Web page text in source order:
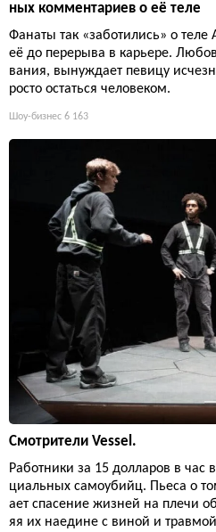
ных комментариев о её теле
Фанаты так «заботились» о
её до перерыва в карьере.
вания, вынуждает певицу
росто остаться человеком.
Шоу-бизнес 6 163
Смотрители Vessel.
Работники за 15 долларов в час
циальных самоубийц. Пьеса о
ает спасение жизней на плечи
яя их наедине с виной и